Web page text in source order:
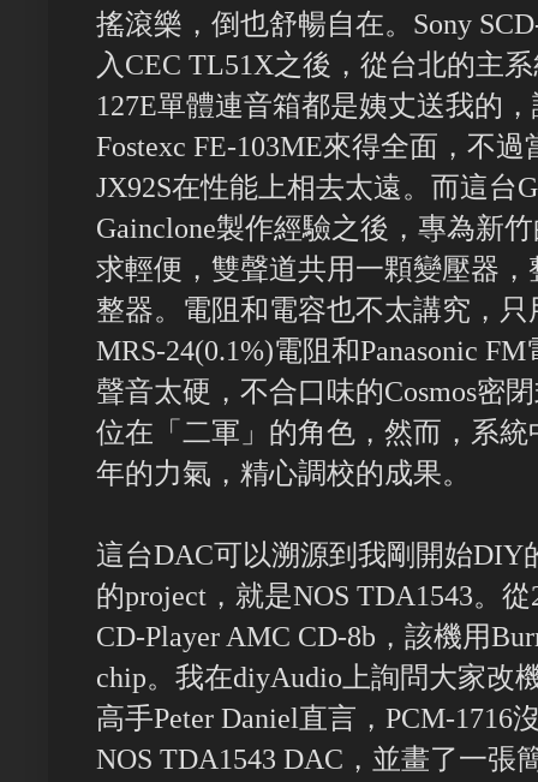
搖滾樂，倒也舒暢自在。Sony
入CEC TL51X之後，從台北的主
127E單體連音箱都是姨丈送我的
Fostexc FE-103ME來得全面，不
JX92S在性能上相去太遠。而這台
Gainclone製作經驗之後，專為新
求輕便，雙聲道共用一顆變壓器
整器。電阻和電容也不太講究，
MRS-24(0.1%)電阻和Panasonic
聲音太硬，不合口味的Cosmos密
位在「二軍」的角色，然而，系
年的力氣，精心調校的成果。
這台DAC可以溯源到我剛開始DIY
的project，就是NOS TDA1543。
CD-Player AMC CD-8b，該機用
chip。我在diyAudio上詢問大家改
高手Peter Daniel直言，PCM-
NOS TDA1543 DAC，並畫了一張